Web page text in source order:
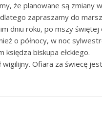
że planowane są zmiany
zapraszamy do
dniu roku, po mszy
o północy, w noc
biskupa ełckiego.
wigilijny. Ofiara za świecę